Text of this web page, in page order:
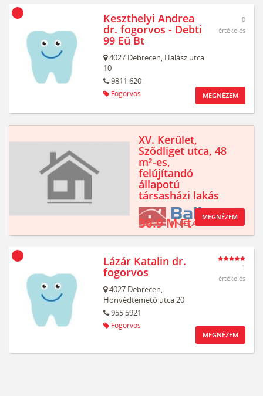
Keszthelyi Andrea
dr. fogorvos - Debti
99 Eü Bt
4027 Debrecen, Halász utca
10
9811 620
Fogorvos
0
értékelés
MEGNÉZEM
XV. Kerület,
Sződliget utca, 48
m²-es,
felújítandó
állapotú
társasházi lakás
36.9 M Ft MEGNÉZEM
Lázár Katalin dr.
fogorvos
4027 Debrecen,
Honvédtemető utca 20
955 5921
Fogorvos
1
értékelés
MEGNÉZEM